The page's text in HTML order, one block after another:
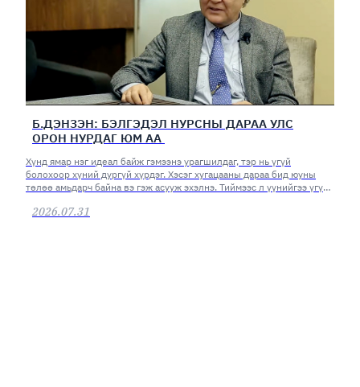
Б.ДЭНЗЭН: БЭЛГЭДЭЛ НУРСНЫ ДАРАА УЛС
ОРОН НУРДАГ ЮМ АА
Хүнд ямар нэг идеал байж гэмээнэ урагшилдаг, тэр нь үгүй
болохоор хүний дургүй хүрдэг. Хэсэг хугацааны дараа бид юуны
төлөө амьдарч байна вэ гэж асууж эхэлнэ. Тиймээс л үүнийгээ үгүй
2026.07.31